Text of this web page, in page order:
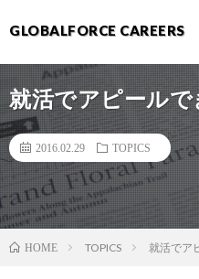
GLOBALFORCE CAREERS
就活でアピール
2016.02.29 TOPICS
HOME TOPICS 就活でア